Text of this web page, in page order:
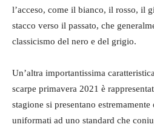
l’acceso, come il bianco, il rosso, il
stacco verso il passato, che
classicismo del nero e del grigio.
Un’altra importantissima
scarpe primavera 2021 è
stagione si presentano
uniformati ad uno standard che